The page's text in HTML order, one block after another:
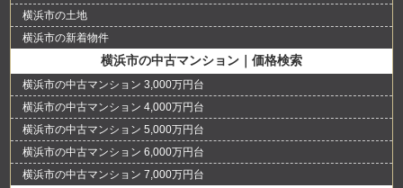
横浜市の土地
横浜市の新着物件
横浜市の中古マンション｜価格検索
横浜市の中古マンション 3,000万円台
横浜市の中古マンション 4,000万円台
横浜市の中古マンション 5,000万円台
横浜市の中古マンション 6,000万円台
横浜市の中古マンション 7,000万円台